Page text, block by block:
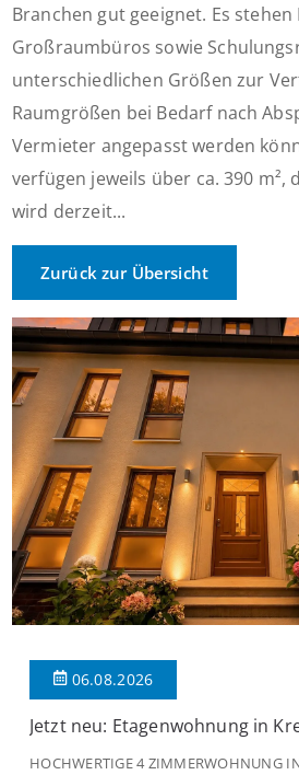
Branchen gut geeignet. Es
Großraumbüros sowie
unterschiedlichen Größen zur
Raumgrößen bei Bedarf nach
Vermieter angepasst werden
verfügen jeweils über ca. 390 m²,
wird derzeit...
Zurück zur Übersicht
06.08.2026
Jetzt neu: Etagenwohnung in
HOCHWERTIGE 4 ZIMMERWOHNUNG